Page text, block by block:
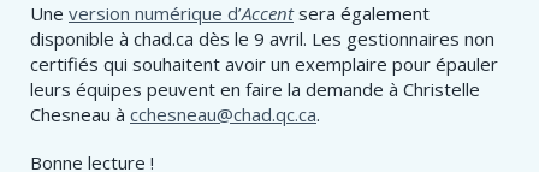
Une version numérique d’Accentsera également
disponible à chad.ca dès le 9 avril. Les gestionnaires non
certifiés qui souhaitent avoir un exemplaire pour épauler
leurs équipes peuvent en faire la demande à Christelle
Chesneau à cchesneau@chad.qc.ca.
Bonne lecture !